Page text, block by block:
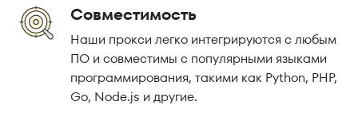
Совместимость
Наши прокси легко интегрируются с любым
ПО и совместимы с популярными языками
программирования, такими как Python, PHP,
Go, Node.js и другие.